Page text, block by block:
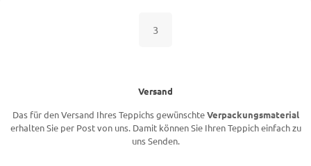
3
Versand
Das für den Versand Ihres Teppichs gewünschteVerpackungsmaterial
erhalten Sie per Post von uns. Damit können Sie Ihren Teppich einfach zu
uns Senden.